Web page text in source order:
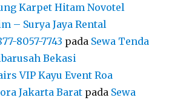
Karpet Hitam Novotel
– Surya Jaya Rental
8057-7743 pada Sewa Tenda
Bekasi
VIP Kayu Event Roa
Jakarta Barat pada Sewa